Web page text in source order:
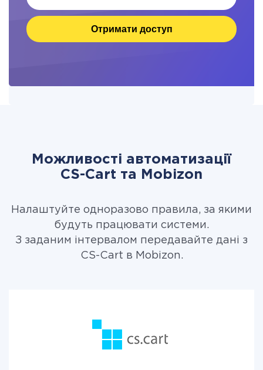
Отримати доступ
Можливості автоматизації
CS-Cart та Mobizon
Налаштуйте одноразово правила, за якими
будуть працювати системи.
З заданим інтервалом передавайте дані з
CS-Cart в Mobizon.